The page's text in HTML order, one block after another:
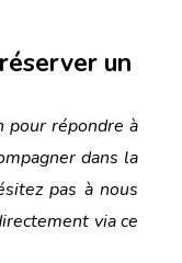
un
pour répondre à
dans la
pas à nous
via ce